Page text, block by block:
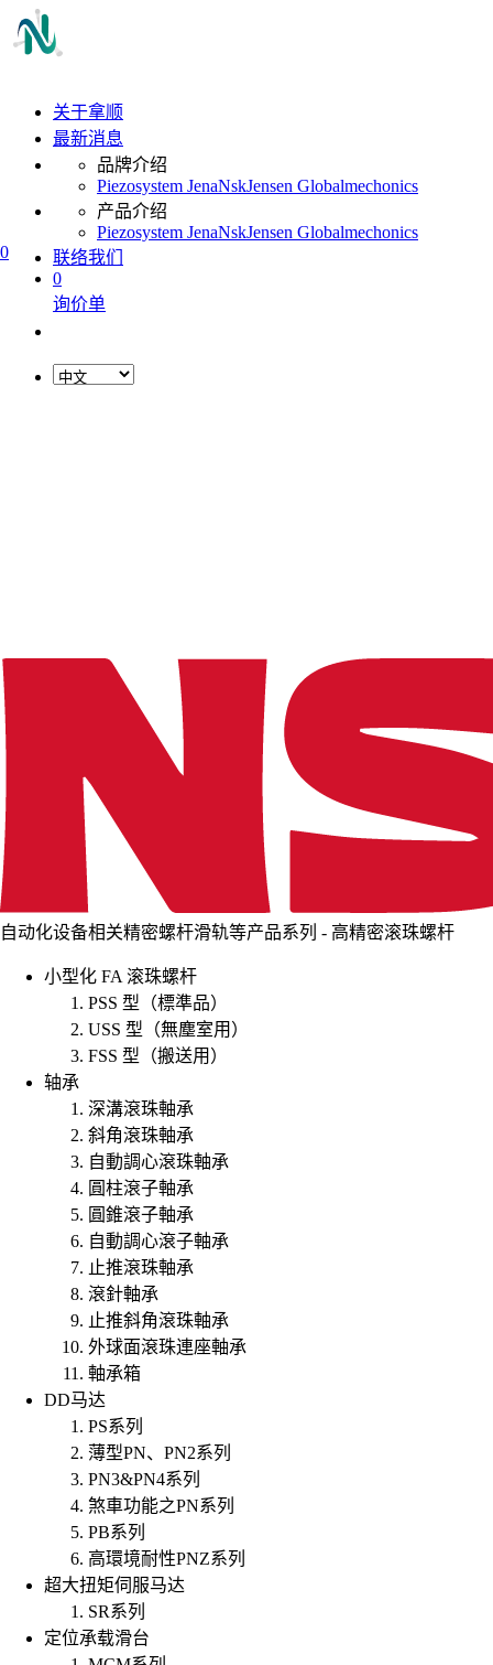
0
关于拿顺
最新消息
品牌介绍
Piezosystem JenaNskJensen Globalmechonics
产品介绍
Piezosystem JenaNskJensen Globalmechonics
联络我们
0
询价单
自动化设备相关精密螺杆滑轨等产品系列 - 高精密滚珠螺杆
小型化 FA 滚珠螺杆
PSS 型（標準品）
USS 型（無塵室用）
FSS 型（搬送用）
轴承
深溝滾珠軸承
斜角滾珠軸承
自動調心滾珠軸承
圓柱滾子軸承
圓錐滾子軸承
自動調心滾子軸承
止推滾珠軸承
滾針軸承
止推斜角滾珠軸承
外球面滾珠連座軸承
軸承箱
DD马达
PS系列
薄型PN、PN2系列
PN3&PN4系列
煞車功能之PN系列
PB系列
高環境耐性PNZ系列
超大扭矩伺服马达
SR系列
定位承载滑台